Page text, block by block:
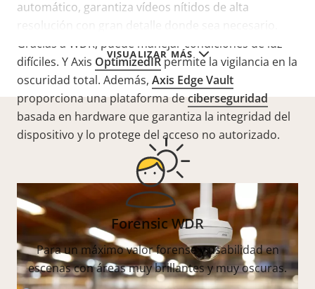
VISUALIZAR MÁS
automático, garantiza vídeos nítidos de alta
resolución con gran detalle donde sea necesario.
Gracias a WDR, puede manejar condiciones de luz
difíciles. Y Axis OptimizedIRpermite la vigilancia en la
oscuridad total. Además, Axis Edge Vault
proporciona una plataforma deciberseguridad
basada en hardware que garantiza la integridad del
dispositivo y lo protege del acceso no autorizado.
Forensic WDR
Para un máximo valor forense y usabilidad en
escenas con áreas muy brillantes y muy oscuras.